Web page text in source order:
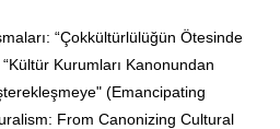
“Çokkültürlülüğün Ötesinde
Kurumları Kanonundan
(Emancipating
From Canonizing Cultural